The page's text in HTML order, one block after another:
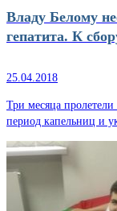
Владу Белому
гепатита. К
25.04.2018
Три месяца
период капельниц и